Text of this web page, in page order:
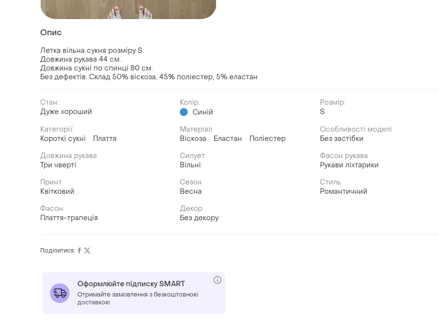
Опис
Летка вільна сукня розміру S.
Довжина рукава 44 см.
Довжина сукні по спинці 80 см.
Без дефектів. Склад 50% віскоза, 45% поліестер, 5% еластан
Стан:
Дуже хороший
Колір:
Синій
Розмір:
S
Категорії:
Короткі сукні
Плаття
Матеріал
Віскоза
Еластан Поліестер
Особливості моделі
Без застібки
Довжина рукава
Три чверті
Силует
Вільні
Фасон рукава
Рукави ліхтарики
Принт
Квітковий
Сезон
Весна
Стиль
Романтичний
Фасон
Плаття-трапеція
Декор
Без декору
Поділитися:
Оформлюйте підписку SMART
Отримайте замовлення з безкоштовною
доставкою